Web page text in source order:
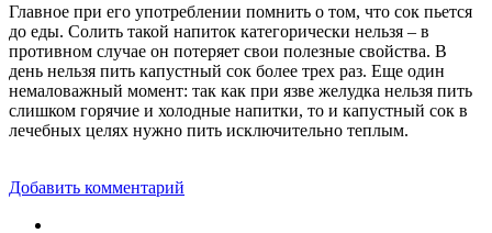
Главное при его употреблении помнить о том, что сок пьется
до еды. Солить такой напиток категорически нельзя – в
противном случае он потеряет свои полезные свойства. В
день нельзя пить капустный сок более трех раз. Еще один
немаловажный момент: так как при язве желудка нельзя пить
слишком горячие и холодные напитки, то и капустный сок в
лечебных целях нужно пить исключительно теплым.
Добавить комментарий